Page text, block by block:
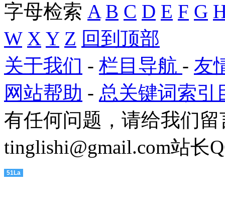
字母检索 A B C D E F G
W X Y Z 回到顶部
关于我们 - 栏目导航 - 友
网站帮助 - 总关键词索引
有任何问题，请给我们
tinglishi@gmail.com站长
51La